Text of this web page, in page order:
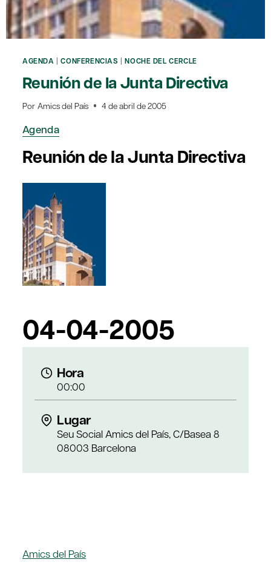
AGENDA |CONFERENCIAS |NOCHE DEL CERCLE
Reunión de la Junta Directiva
Por Amics del País 4 de abril de 2005
Agenda
Reunión de la Junta Directiva
04-04-2005
Hora
00:00
Lugar
Seu Social Amics del País, C/Basea 8
08003 Barcelona
Amics del País